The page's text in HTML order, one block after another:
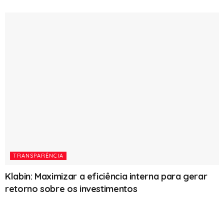
TRANSPARÊNCIA
Klabin: Maximizar a eficiência interna para gerar
retorno sobre os investimentos